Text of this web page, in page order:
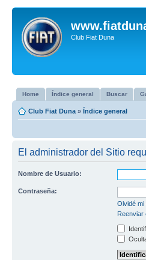
Club Fiat Duna
Home Índice general Buscar
Club Fiat Duna » Índice general
El administrador del Sitio
Nombre de Usuario:
Contraseña:
Olvidé
Reenviar